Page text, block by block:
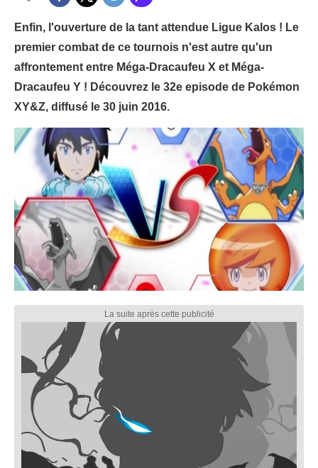
Enfin, l'ouverture de la tant attendue Ligue Kalos ! Le
premier combat de ce tournois n'est autre qu'un
affrontement entre Méga-Dracaufeu X et Méga-
Dracaufeu Y ! Découvrez le 32e episode de Pokémon
XY&Z, diffusé le 30 juin 2016.